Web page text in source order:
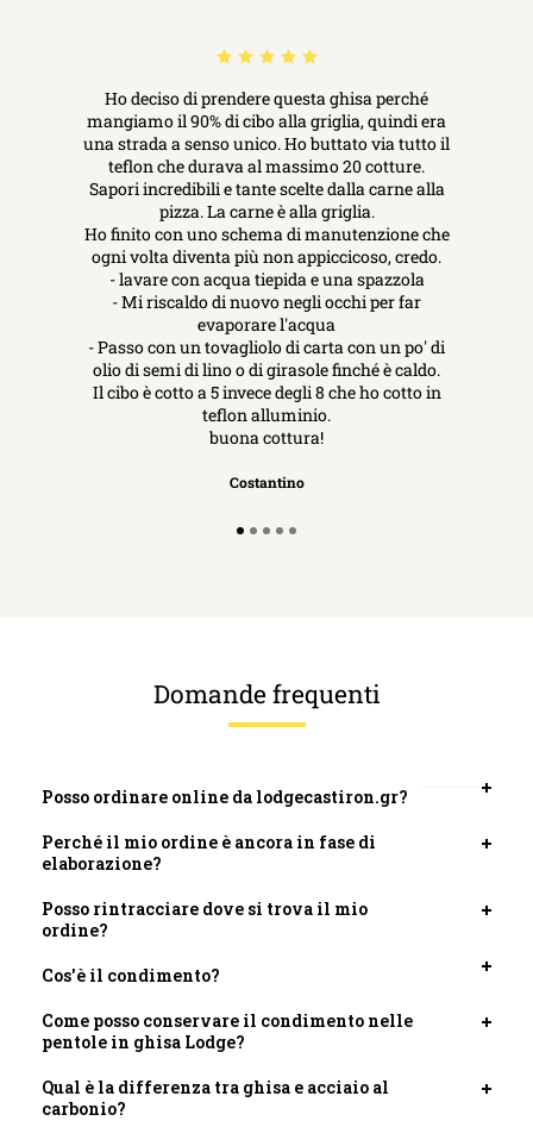
Ho deciso di prendere questa ghisa perché
mangiamo il 90% di cibo alla griglia, quindi era
una strada a senso unico. Ho buttato via tutto il
teflon che durava al massimo 20 cotture.
Sapori incredibili e tante scelte dalla carne alla
pizza. La carne è alla griglia.
Ho finito con uno schema di manutenzione che
ogni volta diventa più non appiccicoso, credo.
- lavare con acqua tiepida e una spazzola
- Mi riscaldo di nuovo negli occhi per far
evaporare l'acqua
- Passo con un tovagliolo di carta con un po' di
olio di semi di lino o di girasole finché è caldo.
Il cibo è cotto a 5 invece degli 8 che ho cotto in
teflon alluminio.
buona cottura!
Costantino
Domande frequenti
Posso ordinare online da lodgecastiron.gr?
scheda
Perché il mio ordine è ancora in fase di
elaborazione?
Posso rintracciare dove si trova il mio
ordine?
scheda
Cos'è il condimento?
scheda
Come posso conservare il condimento nelle
pentole in ghisa Lodge?
Qual è la differenza tra ghisa e acciaio al
carbonio?